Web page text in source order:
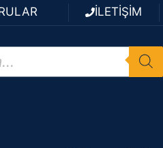
İLETİŞİM